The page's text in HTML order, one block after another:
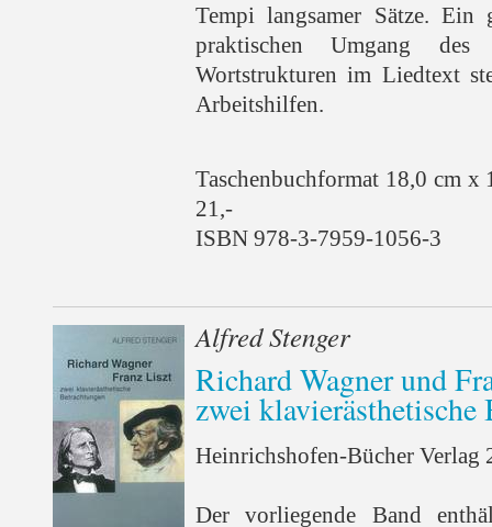
Tempi langsamer Sätze.
praktischen Umgang
Wortstrukturen im Liedtext
Arbeitshilfen.
Taschenbuchformat 18,0 cm
21,-
ISBN 978-3-7959-1056-3
Alfred Stenger
Richard Wagner und
zwei klavierästhetische
Heinrichshofen-Bücher Verlag
Der vorliegende Band